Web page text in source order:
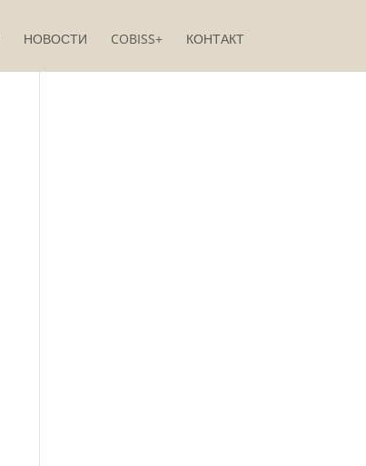
НОВОСТИ COBISS+ КОНТАКТ